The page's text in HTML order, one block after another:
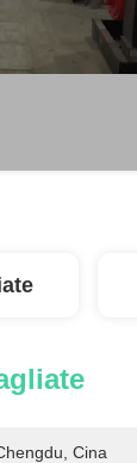
Cina